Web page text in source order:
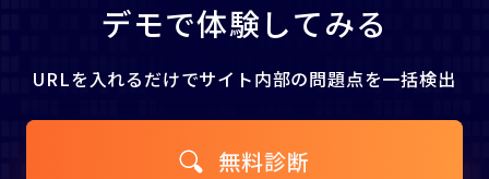
デモで体験してみる
URLを入れるだけでサイト内部の問題点を一括検出
無料診断